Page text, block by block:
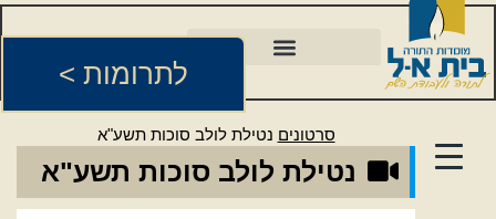
לתרומות >
סרטונים נטילת לולב סוכות תשע"א
נטילת לולב סוכות תשע"א